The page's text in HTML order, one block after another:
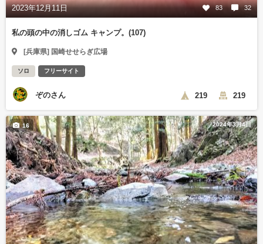
2023年12月11日 83 32
私の頭の中の消しゴム キャンプ。(107)
[兵庫県] 国崎せせらぎ広場
ソロ フリーサイト
ぞのさん 219 219
2024年3月4日
16